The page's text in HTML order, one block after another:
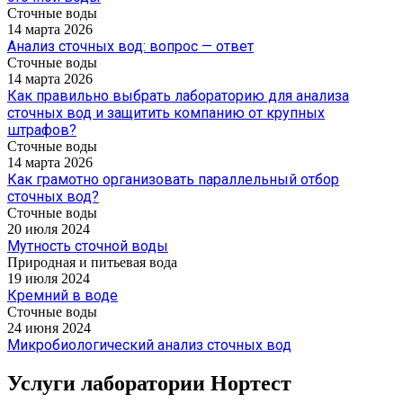
Сточные воды
14 марта 2026
Анализ сточных вод: вопрос — ответ
Сточные воды
14 марта 2026
Как правильно выбрать лабораторию для анализа
сточных вод и защитить компанию от крупных
штрафов?
Сточные воды
14 марта 2026
Как грамотно организовать параллельный отбор
сточных вод?
Сточные воды
20 июля 2024
Мутность сточной воды
Природная и питьевая вода
19 июля 2024
Кремний в воде
Сточные воды
24 июня 2024
Микробиологический анализ сточных вод
Услуги лаборатории Нортест